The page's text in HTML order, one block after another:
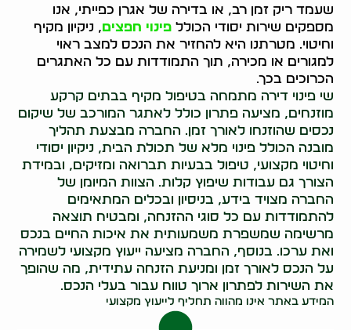
שעמד ריק זמן רב, או בדירה של אגרן כפייתי, אנו
מספקים שירות יסודי הכוללפינוי חפצים, ניקיון מקיף
וחיטוי. מטרתנו היא להחזיר את הנכס למצב ראוי
למגורים או מכירה, תוך התמודדות עם כל האתגרים
הכרוכים בכך.
שי פינוי דירה מתמחה בטיפול מקיף בבתים קרקע
מוזנחים, מציעה פתרון כולל לאתגר המורכב של שיקום
נכסים שהוזנחו לאורך זמן. החברה מבצעת תהליך
מובנה הכולל פינוי מלא של תכולת הבית, ניקיון יסודי
וחיטוי מקצועי, טיפול בבעיות תברואה ומזיקים, ובמידת
הצורך גם עבודות שיפוץ קלות. הצוות המיומן של
החברה מצויד בידע, בניסיון ובכלים המתאימים
להתמודדות עם כל סוגי ההזנחה, ומבטיח תוצאה
מרשימה שמשפרת משמעותית את איכות החיים בנכס
ואת ערכו. בנוסף, החברה מציעה ייעוץ מקצועי לשמירה
על הנכס לאורך זמן ומניעת הזנחה עתידית, מה שהופך
את השירות לפתרון ארוך טווח עבור בעלי הנכס.
המידע באתר אינו מהווה תחליף לייעוץ מקצועי